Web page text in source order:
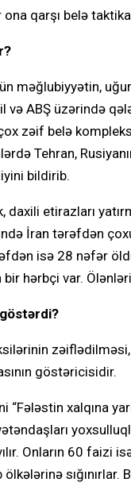
qarşı belə
məğlubiyyətin,
ABŞ üzərində
zəif belə
Tehran,
bildirib.
etirazları
İran tərəfdən
isə 28 nəfər
hərbçi var.
göstəricisidir.
xalqına
Onların 60 faizi